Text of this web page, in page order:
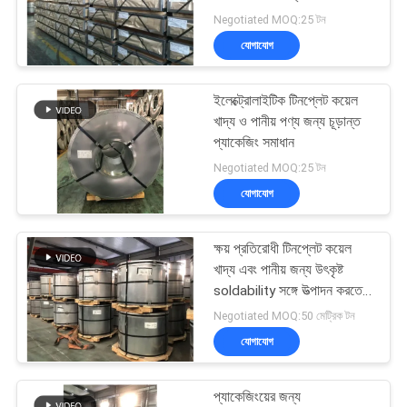
সাইট
ম্যাপ
গোপনীয়তা
এসপিটিই টিপলেট
24
টিন মুক্ত ইস্পাত
Negotiated MOQ:25 টন
যোগাযোগ
ইলেক্ট্রোলাইটিক টিনপ্লেট কয়েল
খাদ্য ও পানীয় পণ্য জন্য চূড়ান্ত
প্যাকেজিং সমাধান
Negotiated MOQ:25 টন
যোগাযোগ
ক্ষয় প্রতিরোধী টিনপ্লেট কয়েল
খাদ্য এবং পানীয় জন্য উৎকৃষ্ট
soldability সঙ্গে উত্পাদন করতে
পারেন
Negotiated MOQ:50 মেট্রিক টন
যোগাযোগ
প্যাকেজিংয়ের জন্য